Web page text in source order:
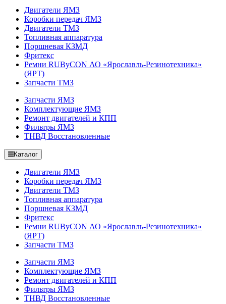
Двигатели ЯМЗ
Коробки передач ЯМЗ
Двигатели ТМЗ
Топливная аппаратура
Поршневая КЗМД
Фритекс
Ремни RUByCON АО «Ярославль-Резинотехника»
(ЯРТ)
Запчасти ТМЗ
Запчасти ЯМЗ
Комплектующие ЯМЗ
Ремонт двигателей и КПП
Фильтры ЯМЗ
ТНВД Восстановленные
Каталог
Двигатели ЯМЗ
Коробки передач ЯМЗ
Двигатели ТМЗ
Топливная аппаратура
Поршневая КЗМД
Фритекс
Ремни RUByCON АО «Ярославль-Резинотехника»
(ЯРТ)
Запчасти ТМЗ
Запчасти ЯМЗ
Комплектующие ЯМЗ
Ремонт двигателей и КПП
Фильтры ЯМЗ
ТНВД Восстановленные